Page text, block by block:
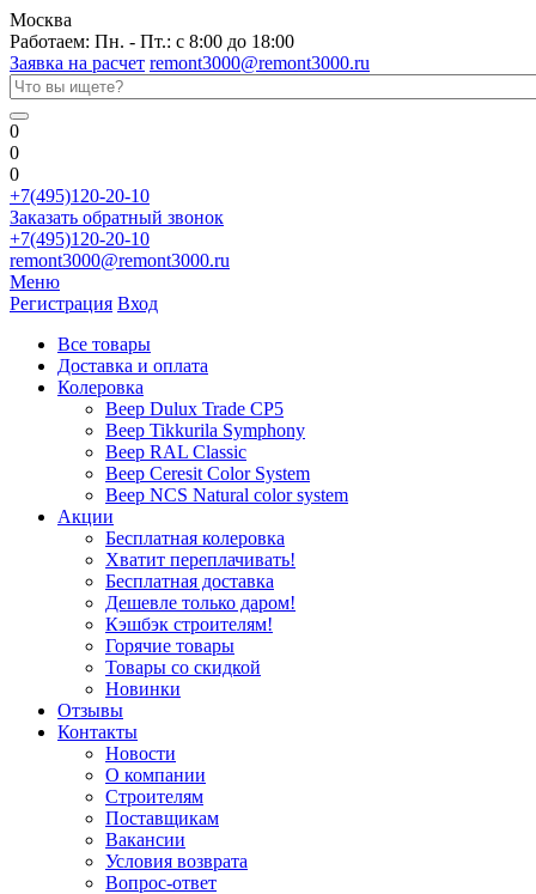
Москва
Работаем: Пн. - Пт.: с 8:00 до 18:00
Заявка на расчет remont3000@remont3000.ru
0
0
0
+7(495)120-20-10
Заказать обратный звонок
+7(495)120-20-10
remont3000@remont3000.ru
Меню
Регистрация Вход
Все товары
Доставка и оплата
Колеровка
Веер Dulux Trade CP5
Веер Tikkurila Symphony
Веер RAL Classic
Веер Ceresit Color System
Веер NCS Natural color system
Акции
Бесплатная колеровка
Хватит переплачивать!
Бесплатная доставка
Дешевле только даром!
Кэшбэк строителям!
Горячие товары
Товары со скидкой
Новинки
Отзывы
Контакты
Новости
О компании
Строителям
Поставщикам
Вакансии
Условия возврата
Вопрос-ответ